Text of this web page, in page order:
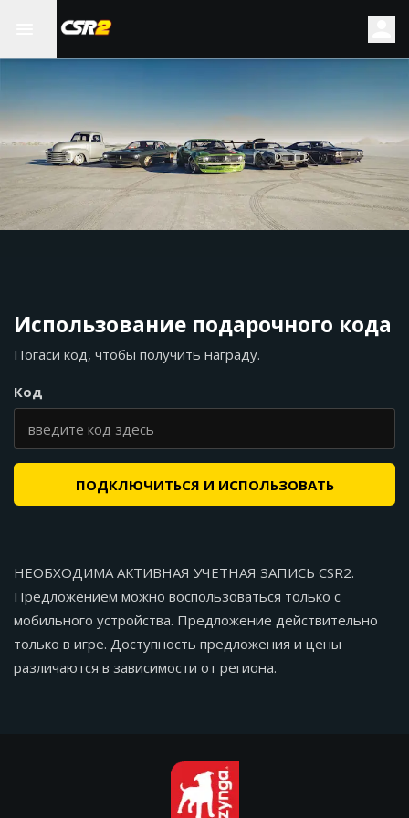
Использование подарочного кода
Погаси код, чтобы получить награду.
Код
ПОДКЛЮЧИТЬСЯ И ИСПОЛЬЗОВАТЬ
НЕОБХОДИМА АКТИВНАЯ УЧЕТНАЯ ЗАПИСЬ CSR2.
Предложением можно воспользоваться только с
мобильного устройства. Предложение действительно
только в игре. Доступность предложения и цены
различаются в зависимости от региона.